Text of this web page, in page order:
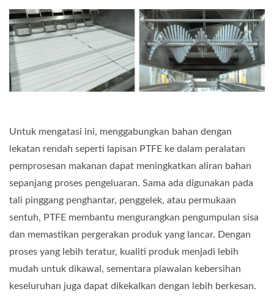
Untuk mengatasi ini, menggabungkan bahan dengan
lekatan rendah seperti lapisan PTFE ke dalam peralatan
pemprosesan makanan dapat meningkatkan aliran bahan
sepanjang proses pengeluaran. Sama ada digunakan pada
tali pinggang penghantar, penggelek, atau permukaan
sentuh, PTFE membantu mengurangkan pengumpulan sisa
dan memastikan pergerakan produk yang lancar. Dengan
proses yang lebih teratur, kualiti produk menjadi lebih
mudah untuk dikawal, sementara piawaian kebersihan
keseluruhan juga dapat dikekalkan dengan lebih berkesan.